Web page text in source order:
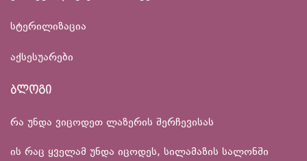
სტერილიზაცია
აქსესუარები
ბლოგი
რა უნდა ვიცოდეთ ლაზერის შერჩევისას
ის რაც ყველამ უნდა იცოდეს, სილამაზის სალონში